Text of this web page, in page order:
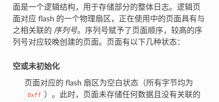
面是一个逻辑结构，用于存储部分的整体日志。逻辑页
面对应 flash 的一个物理扇区，正在使用中的页面具有与
之相关联的 序列号。序列号赋予了页面顺序，较高的序
列号对应较晚创建的页面。页面有以下几种状态：
空或未初始化
页面对应的 flash 扇区为空白状态（所有字节均为
0xff ）。此时，页面未存储任何数据且没有关联的